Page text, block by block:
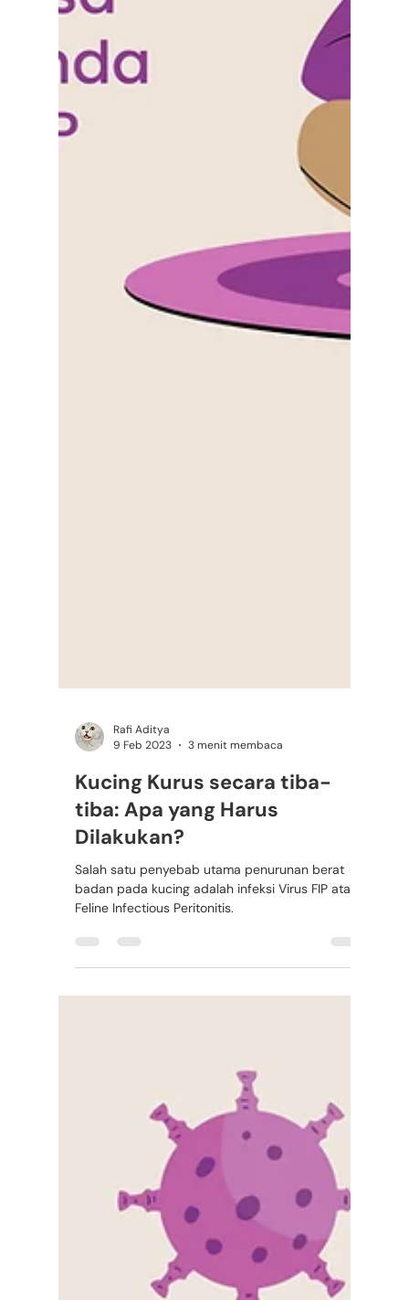
9 Feb 2023
3 menit membaca
Kucing Kurus secara tiba-
tiba: Apa yang Harus
Dilakukan?
Salah satu penyebab utama penurunan berat
Feline Infectious Peritonitis.